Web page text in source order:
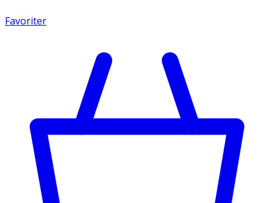
Favoriter